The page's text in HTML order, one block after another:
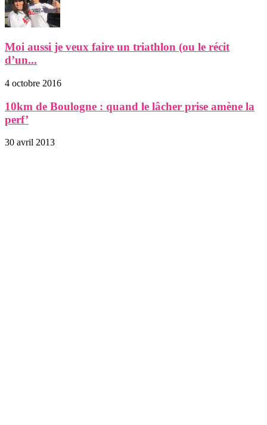
Moi aussi je veux faire un triathlon (ou le récit
d’un...
4 octobre 2016
10km de Boulogne : quand le lâcher prise amène la
perf’
30 avril 2013